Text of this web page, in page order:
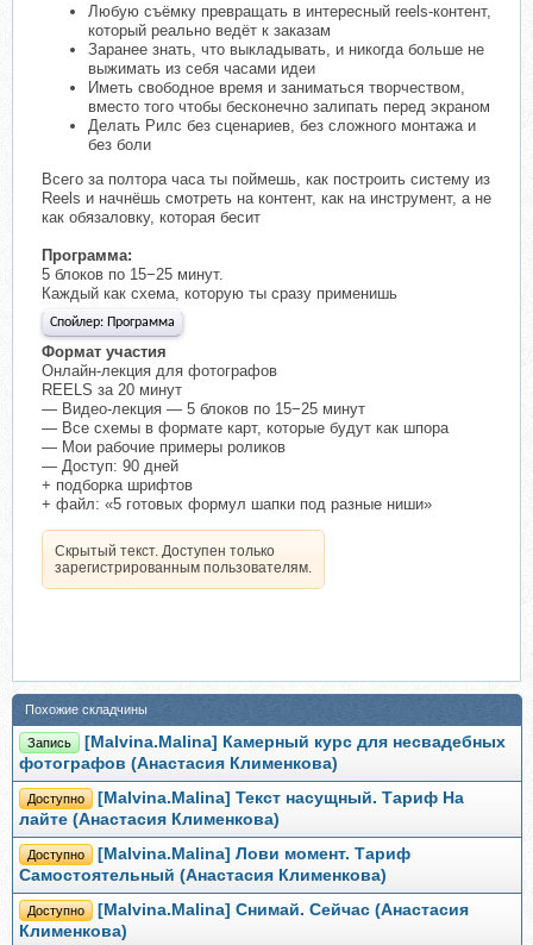
Любую съёмку превращать в интересный reels-контент,
который реально ведёт к заказам
Заранее знать, что выкладывать, и никогда больше не
выжимать из себя часами идеи
Иметь свободное время и заниматься творчеством,
вместо того чтобы бесконечно залипать перед экраном
Делать Рилс без сценариев, без сложного монтажа и
без боли
Всего за полтора часа ты поймешь, как построить систему из
Reels и начнёшь смотреть на контент, как на инструмент, а не
как обязаловку, которая бесит
Программа:
5 блоков по 15−25 минут.
Каждый как схема, которую ты сразу применишь
Спойлер: Программа
Формат участия
Онлайн-лекция для фотографов
REELS за 20 минут
— Видео-лекция — 5 блоков по 15−25 минут
— Все схемы в формате карт, которые будут как шпора
— Мои рабочие примеры роликов
— Доступ: 90 дней
+ подборка шрифтов
+ файл: «5 готовых формул шапки под разные ниши»
Скрытый текст. Доступен только
зарегистрированным пользователям.
Похожие складчины
Запись
[Malvina.Malina] Камерный курс для несвадебных
фотографов (Анастасия Клименкова)
Доступно
[Malvina.Malina] Текст насущный. Тариф На
лайте (Анастасия Клименкова)
Доступно
[Malvina.Malina] Лови момент. Тариф
Самостоятельный (Анастасия Клименкова)
Доступно
[Malvina.Malina] Снимай. Сейчас (Анастасия
Клименкова)